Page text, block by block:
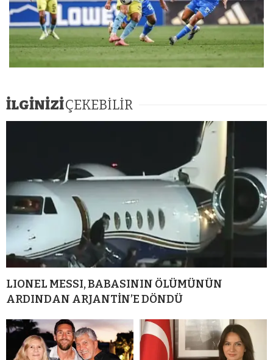
İLGİNİZİÇEKEBİLİR
LIONEL MESSI, BABASININ ÖLÜMÜNÜN
ARDINDAN ARJANTİN’E DÖNDÜ